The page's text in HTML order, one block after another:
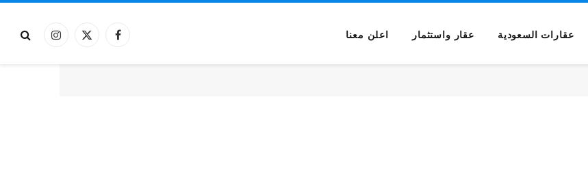
عقارات السعودية عقار واستثمار اعلن معنا فيسبوكX
الانستغرام